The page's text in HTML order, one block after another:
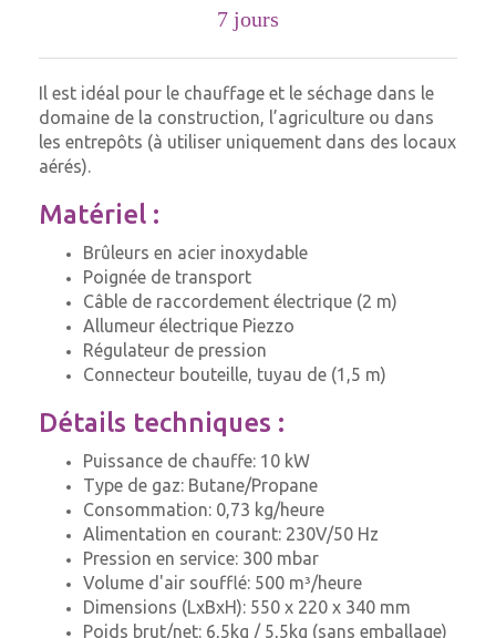
7 jours
Il est idéal pour le chauffage et le séchage dans le
domaine de la construction, l’agriculture ou dans
les entrepôts (à utiliser uniquement dans des locaux
aérés).
Matériel :
Brûleurs en acier inoxydable
Poignée de transport
Câble de raccordement électrique (2 m)
Allumeur électrique Piezzo
Régulateur de pression
Connecteur bouteille, tuyau de (1,5 m)
Détails techniques :
Puissance de chauffe: 10 kW
Type de gaz: Butane/Propane
Consommation: 0,73 kg/heure
Alimentation en courant: 230V/50 Hz
Pression en service: 300 mbar
Volume d'air soufflé: 500 m³/heure
Dimensions (LxBxH): 550 x 220 x 340 mm
Poids brut/net: 6,5kg / 5,5kg (sans emballage)